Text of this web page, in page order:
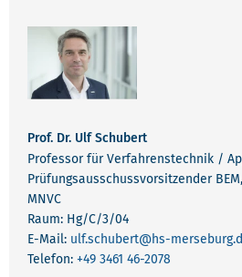
Prof. Dr. Ulf Schubert
Professor für Verfahrenstechnik /
Prüfungsausschussvorsitzender BEM,
MNVC
Raum: Hg/C/3/04
E-Mail: ulf.schubert@hs-
Telefon: +49 3461 46-2078